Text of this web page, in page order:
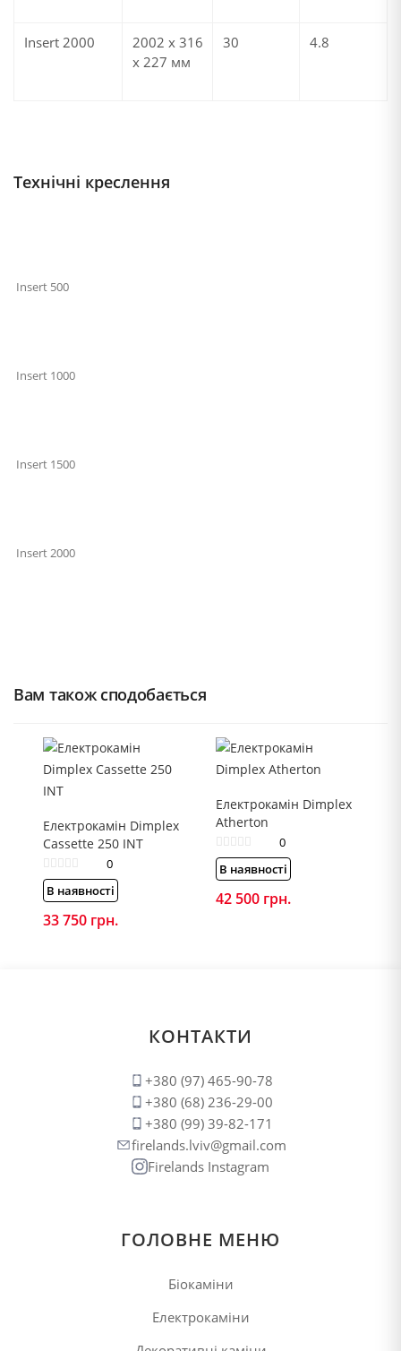
Insert 2000
2002 х 316
х 227 мм
30 4.8
Технічні креслення
Insert 500
Insert 1000
Insert 1500
Insert 2000
Вам також сподобається
Електрокамін Dimplex
Cassette 250 INT
0
В наявності
33 750 грн.
Електрокамін Dimplex
Atherton
0
В наявності
42 500 грн.
КОНТАКТИ
+380 (97) 465-90-78
+380 (68) 236-29-00
+380 (99) 39-82-171
firelands.lviv@gmail.com
Firelands Instagram
ГОЛОВНЕ МЕНЮ
Біокаміни
Електрокаміни